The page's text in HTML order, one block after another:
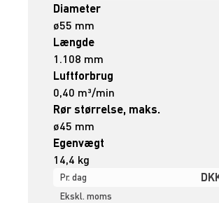
Diameter
ø55 mm
Længde
1.108 mm
Luftforbrug
0,40 m³/min
Rør størrelse, maks.
ø45 mm
Egenvægt
14,4 kg
Pr. dag
Ekskl. moms